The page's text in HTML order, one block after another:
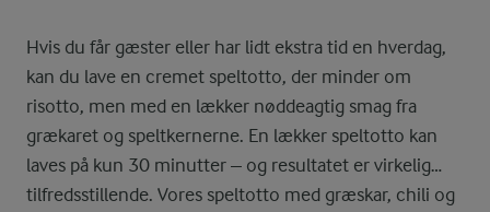
Hvis du får gæster eller har lidt ekstra tid en hverdag,
kan du lave en cremet speltotto, der minder om
risotto, men med en lækker nøddeagtig smag fra
grækaret og speltkernerne. En lækker speltotto kan
laves på kun 30 minutter – og resultatet er virkelig
tilfredsstillende. Vores speltotto med græskar, chili og